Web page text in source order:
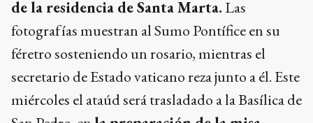
de la residencia de Santa Marta. Las
fotografías muestran al Sumo Pontífice en su
féretro sosteniendo un rosario, mientras el
secretario de Estado vaticano reza junto a él. Este
miércoles el ataúd será trasladado a la Basílica de